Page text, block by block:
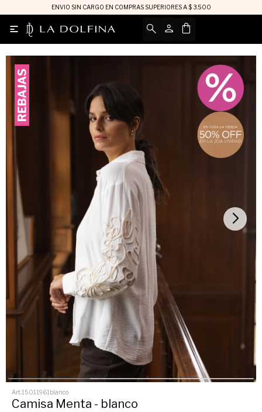
ENVIO SIN CARGO EN COMPRAS SUPERIORES A $ 3.500

15011961blanco
Camisa Menta - blanco